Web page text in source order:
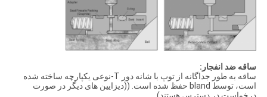
ساقه ضد انفجار:
ساقه به طور جداگانه از توپ با شانه دور T-نوعی یکپارچه ساخته شده
است، توسط bland حفظ شده است. ((دیزایین های دیگر در صورت
درخواست در دسترس هستند)